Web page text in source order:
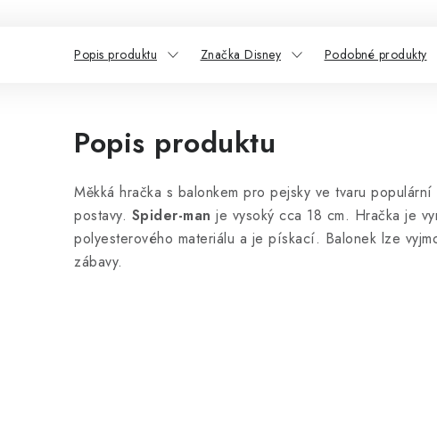
Popis produktu Značka Disney Podobné produkty
Popis produktu
Měkká hračka s balonkem pro pejsky ve tvaru
postavy. Spider-man je vysoký cca 18 cm. Hračka je
polyesterového materiálu a je pískací. Balonek lze
zábavy.